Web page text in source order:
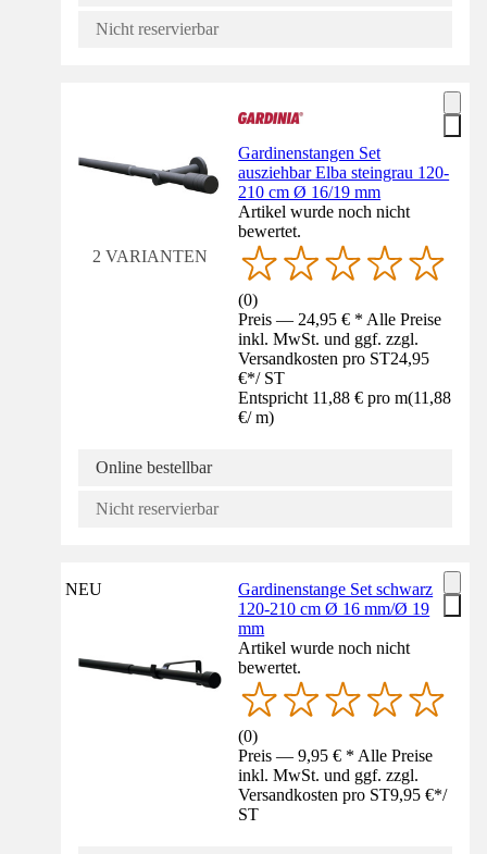
Nicht reservierbar
2 VARIANTEN
Gardinenstangen Set
ausziehbar Elba steingrau 120-
210 cm Ø 16/19 mm
Artikel wurde noch nicht
bewertet.
(0)
Preis — 24,95 € * Alle Preise
inkl. MwSt. und ggf. zzgl.
Versandkosten pro ST24,95
€*/ ST
Entspricht 11,88 € pro m(11,88
€/ m)
Online bestellbar
Nicht reservierbar
NEU
Gardinenstange Set schwarz
120-210 cm Ø 16 mm/Ø 19
mm
Artikel wurde noch nicht
bewertet.
(0)
Preis — 9,95 € * Alle Preise
inkl. MwSt. und ggf. zzgl.
Versandkosten pro ST9,95 €*/
ST